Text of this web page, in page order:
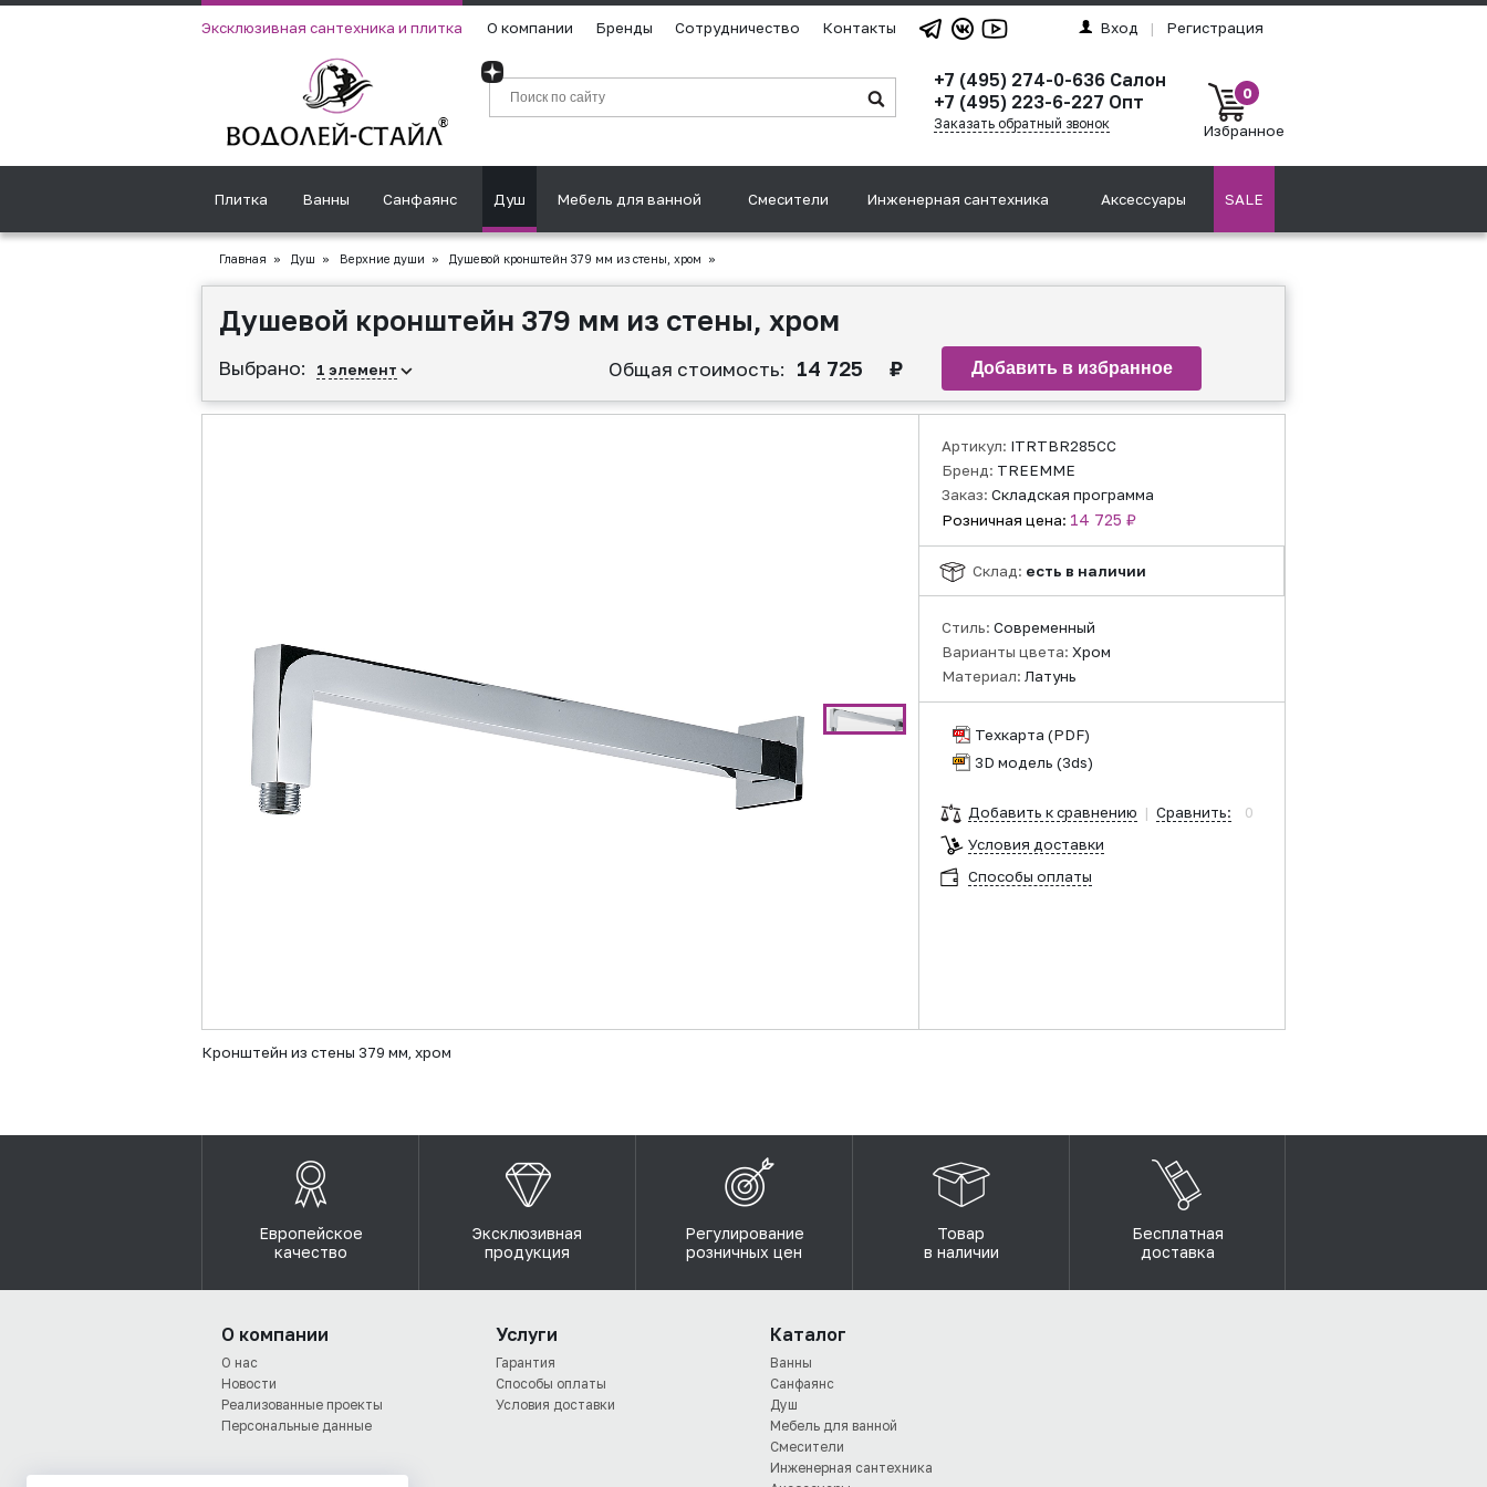
Эксклюзивная сантехника и плитка О компании Бренды Сотрудничество Контакты Вход | Регистрация
+7 (495) 274-0-636 Салон
+7 (495) 223-6-227 Опт
Заказать обратный звонок
0
Избранное
Плитка Ванны Санфаянс Душ Мебель для ванной Смесители Инженерная сантехника Аксессуары SALE
Главная » Душ » Верхние души » Душевой кронштейн 379 мм из стены, хром »
Душевой кронштейн 379 мм из стены, хром
Выбрано: 1 элемент Общая стоимость: 14 725 ₽
Артикул: ITRTBR285CC
Бренд: TREEMME
Заказ: Складская программа
Розничная цена: 14 725 ₽
Склад: есть в наличии
Стиль: Современный
Варианты цвета: Хром
Материал: Латунь
Техкарта (PDF)
3D модель (3ds)
Добавить к сравнению | Сравнить:
0
Условия доставки
Способы оплаты
Кронштейн из стены 379 мм, хром
Европейское
качество
Эксклюзивная
продукция
Регулирование
розничных цен
Товар
в наличии
Бесплатная
доставка
О компании
О нас
Новости
Реализованные проекты
Персональные данные
Услуги
Гарантия
Способы оплаты
Условия доставки
Каталог
Ванны
Санфаянс
Душ
Мебель для ванной
Смесители
Инженерная сантехника